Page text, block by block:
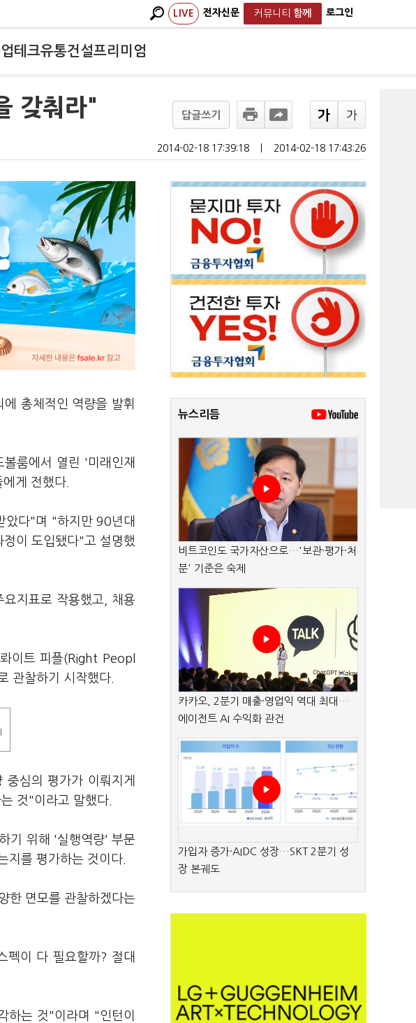
LIVE 전자신문 커뮤니티 함께 로그인
테크유통건설프리미엄
갖춰라" 답글쓰기
2014-02-18 17:39:18 2014-02-18 17:43:26
총체적인 역량을 발휘
룸에서 열린 '미래인재
게 전했다.
았다"며 "하지만 90년대
이 도입됐다"고 설명했
지표로 작용했고, 채용
이트 피플(Right Peopl
관찰하기 시작했다.
심의 평가가 이뤄지게
것"이라고 말했다.
기 위해 '실행역량' 부문
지를 평가하는 것이다.
한 면모를 관찰하겠다는
펙이 다 필요할까? 절대
하는 것"이라며 "인턴이
뉴스리듬
비트코인도 국가자산으로…'보관·평가·처
분' 기준은 숙제
카카오, 2분기 매출·영업익 역대 최대…
에이전트 AI 수익화 관건
가입자 증가·AIDC 성장…SKT 2분기 성
장 본궤도